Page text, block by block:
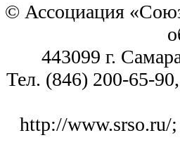
© Ассоциация
443099 г.
Тел. (846) 200-65-
http://www.srso.ru/